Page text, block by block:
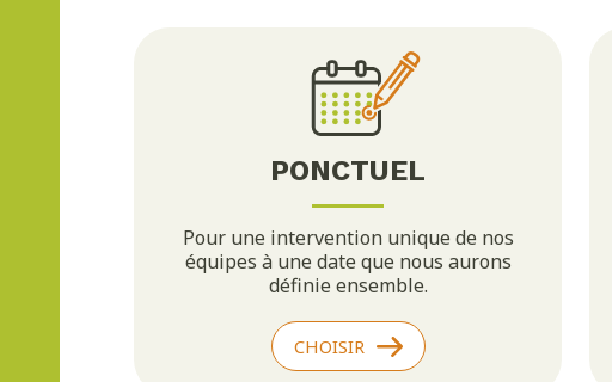
PONCTUEL
Pour une intervention unique de nos
équipes à une date que nous aurons
définie ensemble.
CHOISIR